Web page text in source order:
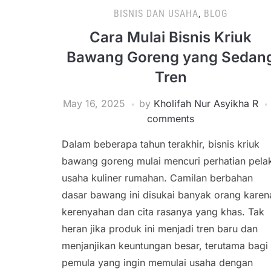
BISNIS DAN USAHA, BLOG
Cara Mulai Bisnis Kriuk
Bawang Goreng yang
Tren
May 16, 2025 by Kholifah Nur Asyikha R
comments
Dalam beberapa tahun terakhir, bisnis kriuk
bawang goreng mulai mencuri perhatian
usaha kuliner rumahan. Camilan berbahan
dasar bawang ini disukai banyak orang
kerenyahan dan cita rasanya yang khas. Tak
heran jika produk ini menjadi tren baru dan
menjanjikan keuntungan besar, terutama bagi
pemula yang ingin memulai usaha dengan